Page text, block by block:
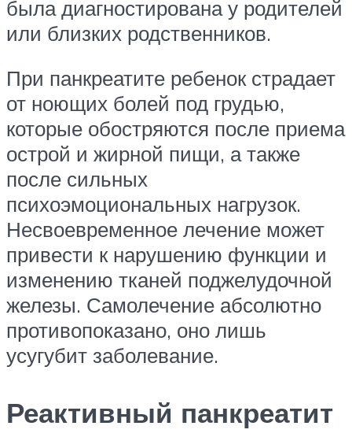
была диагностирована у родителей
или близких родственников.
При панкреатите ребенок страдает
от ноющих болей под грудью,
которые обостряются после приема
острой и жирной пищи, а также
после сильных
психоэмоциональных нагрузок.
Несвоевременное лечение может
привести к нарушению функции и
изменению тканей поджелудочной
железы. Самолечение абсолютно
противопоказано, оно лишь
усугубит заболевание.
Реактивный панкреатит